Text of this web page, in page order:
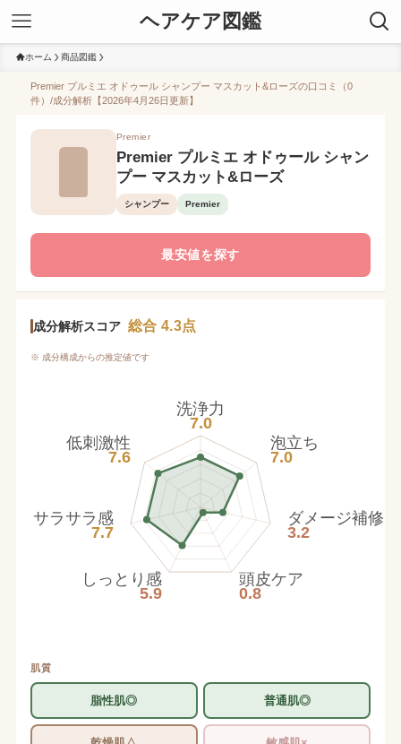
ヘアケア図鑑
ホーム 商品図鑑
Premier プルミエ オドゥール シャンプー マスカット&ローズの口コミ（0
件）/成分解析【2026年4月26日更新】
Premier
Premier プルミエ オドゥール シャン
プー マスカット&ローズ
シャンプー Premier
最安値を探す
成分解析スコア 総合 4.3点
※ 成分構成からの推定値です
洗浄力
7.0
泡立ち
7.0
ダメージ補修
3.2
頭皮ケア
0.8
しっとり感
5.9
サラサラ感
7.7
低刺激性
7.6
肌質
脂性肌◎ 普通肌◎